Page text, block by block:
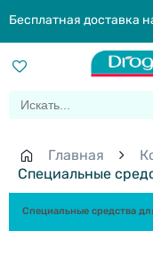
Бесплатная доставка
Главная
Специальные
Специальные средства